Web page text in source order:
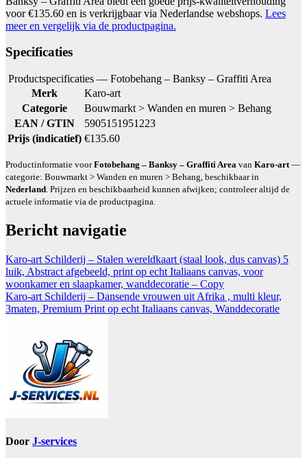
voor €135.60 en is verkrijgbaar via Nederlandse webshops. Lees
meer en vergelijk via de productpagina.
Specificaties
Productspecificaties — Fotobehang – Banksy – Graffiti Area
Merk
Karo-art
Categorie
Bouwmarkt > Wanden en muren > Behang
EAN / GTIN
5905151951223
Prijs (indicatief) €135.60
Productinformatie voorFotobehang – Banksy – Graffiti Area van Karo-art—
categorie: Bouwmarkt > Wanden en muren > Behang, beschikbaar in
Nederland. Prijzen en beschikbaarheid kunnen afwijken; controleer altijd de
actuele informatie via de productpagina.
Bericht navigatie
Karo-art Schilderij – Stalen wereldkaart (staal look, dus canvas) 5
luik, Abstract afgebeeld, print op echt Italiaans canvas, voor
woonkamer en slaapkamer, wanddecoratie – Copy
Karo-art Schilderij – Dansende vrouwen uit Afrika , multi kleur,
3maten, Premium Print op echt Italiaans canvas, Wanddecoratie
Door J-services